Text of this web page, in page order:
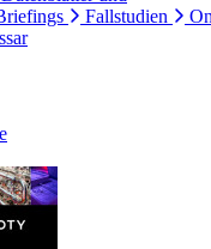
Fallstudien